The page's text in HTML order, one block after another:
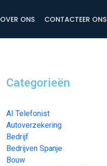
OVER ONS CONTACTEER ONS
Categorieën
AI Telefonist
Autoverzekering
Bedrijf
Bedrijven Spanje
Bouw